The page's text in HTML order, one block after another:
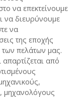
να επεκτείνουμε
να διευρύνουμε
να
της εποχής
των πελάτων μας.
από
μηχανολόγους